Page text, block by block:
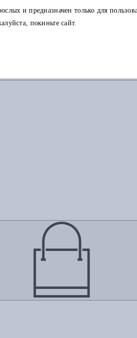
и предназначен только для
покиньте сайт.